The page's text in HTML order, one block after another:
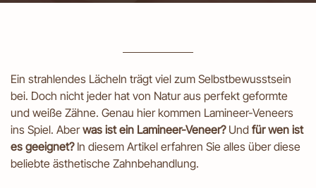
Ein strahlendes Lächeln trägt viel zum Selbstbewusstsein
bei. Doch nicht jeder hat von Natur aus perfekt geformte
und weiße Zähne. Genau hier kommen Lamineer-Veneers
ins Spiel. Aberwas ist ein Lamineer-Veneer?Und für wen ist
es geeignet?In diesem Artikel erfahren Sie alles über diese
beliebte ästhetische Zahnbehandlung.